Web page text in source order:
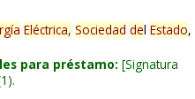
Eléctrica, Sociedad del Estado,
para préstamo: Signatura